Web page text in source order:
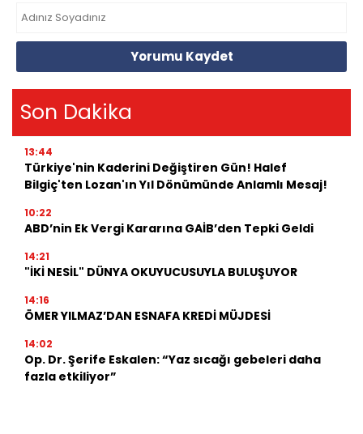
Yorumu Kaydet
Son Dakika
13:44
Türkiye'nin Kaderini Değiştiren Gün! Halef
Bilgiç'ten Lozan'ın Yıl Dönümünde Anlamlı Mesaj!
10:22
ABD’nin Ek Vergi Kararına GAİB’den Tepki Geldi
14:21
"İKİ NESİL" DÜNYA OKUYUCUSUYLA BULUŞUYOR
14:16
ÖMER YILMAZ’DAN ESNAFA KREDİ MÜJDESİ
14:02
Op. Dr. Şerife Eskalen: “Yaz sıcağı gebeleri daha
fazla etkiliyor”